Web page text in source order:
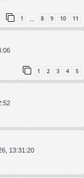
1 … 8 9 10 11
1 2 3 4 5
13:31:20